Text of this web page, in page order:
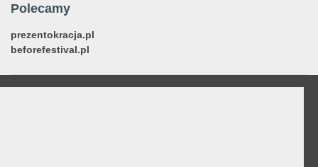
Polecamy
prezentokracja.pl
beforefestival.pl